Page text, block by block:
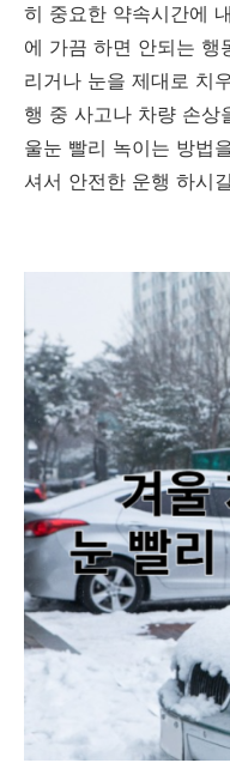
히 중요한 약속시간에
에 가끔 하면 안되는 행
리거나 눈을 제대로 치
행 중 사고나 차량 손상
울눈 빨리 녹이는 방법
셔서 안전한 운행 하시